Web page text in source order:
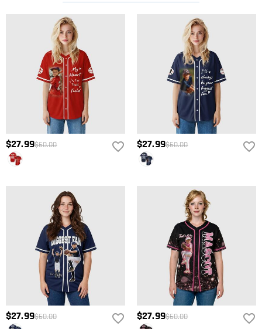
$27.99$60.00 $27.99$60.00
$27.99$60.00 $27.99$60.00